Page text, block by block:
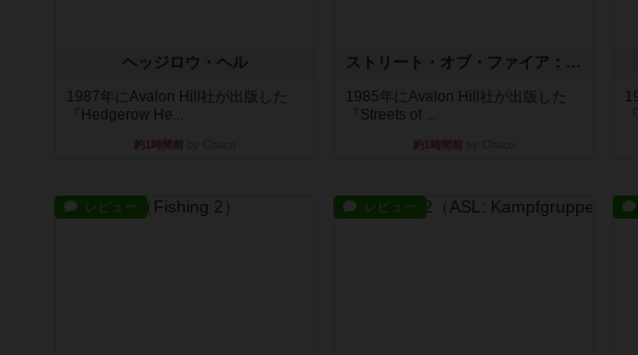
ヘッジロウ・ヘル
1987年にAvalon Hill社が出版した
『Hedgerow He...
約1時間前
ストリート・オブ・ファイア：ASLデラックスモジュール1
1985年にAvalon Hill社が出版した
『Streets of ...
約1時間前
レビュー レビュー